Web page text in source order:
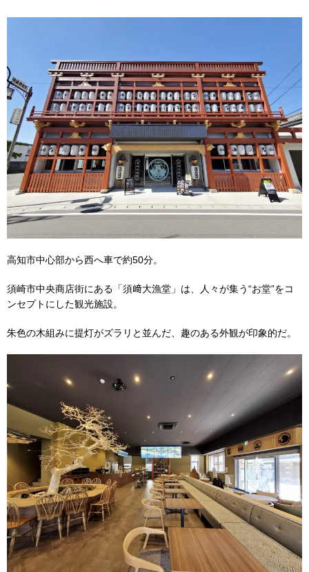
高知市中心部から西へ車で約50分。
須崎市中央商店街にある「須﨑大漁堂」は、人々が集う“お堂”をコ
ンセプトにした観光施設。
朱色の木組みに提灯がズラリと並んだ、趣のある外観が印象的だ。